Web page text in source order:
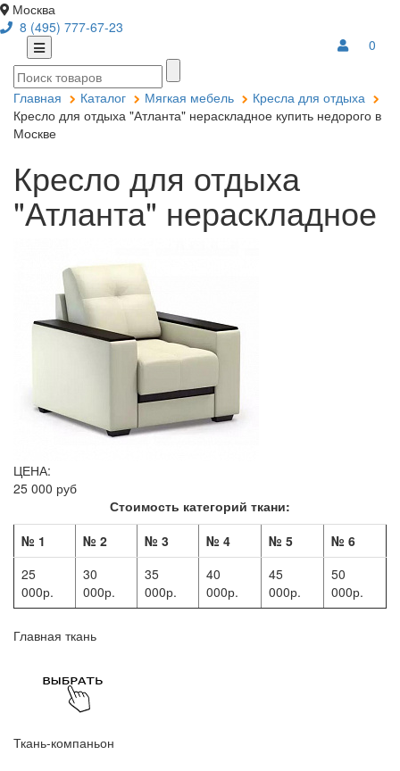
Москва
8 (495) 777-67-23
0
Главная Каталог Мягкая мебель
Кресла для отдыха
Кресло для отдыха "Атланта" нераскладное купить недорого в
Москве
Кресло для отдыха
"Атланта" нераскладное
ЦЕНА:
25 000 руб
Стоимость категорий ткани:
№ 1
№ 2 № 3 № 4 № 5
№ 6
25
000р.
30
000р.
35
000р.
40
000р.
45
000р.
50
000р.
Главная ткань
Ткань-компаньон